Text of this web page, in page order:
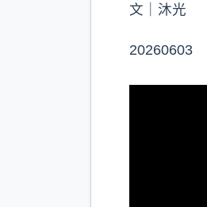
文｜沐光
20260603